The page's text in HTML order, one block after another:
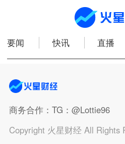
要闻 快讯 直播
商务合作：TG：@Lottie96
Copyright 火星财经 All Rights